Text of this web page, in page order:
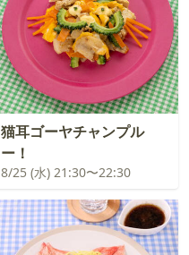
猫耳ゴーヤチャンプル
ー！
8/25 (水) 21:30〜22:30